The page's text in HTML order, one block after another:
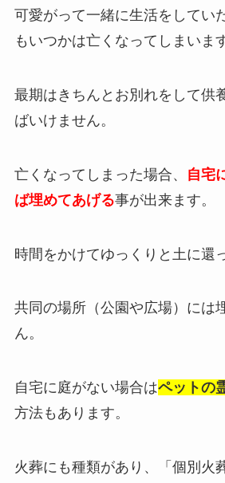
可愛がって一緒に生活をしてい
もいつかは亡くなってしまいま
最期はきちんとお別れをして供
ばいけません。
亡くなってしまった場合、
自宅
ば埋めてあげる事が出来ます。
時間をかけてゆっくりと土に還
共同の場所（公園や広場）には
ん。
自宅に庭がない場合はペットの
方法もあります。
火葬にも種類があり、「個別火